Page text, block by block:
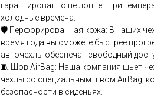
гарантированно не лопнет при
холодные времена.
🛡️ Перфорированная кожа: В наших
время года вы сможете быстрее
авточехлы обеспечат свободный
🧵 Шов АirВаg: Наша компания шьет
чехлы со специальным швом АirВаg,
безопасности в сиденьях.